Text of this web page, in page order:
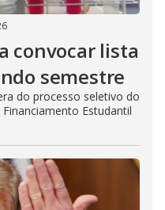
convocar lista
semestre
do processo seletivo do
Estudantil